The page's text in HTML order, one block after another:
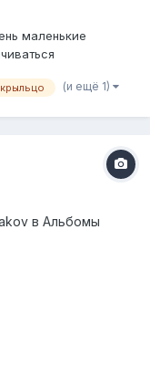
маленькие
крыльцо (и ещё 1)
в Альбомы